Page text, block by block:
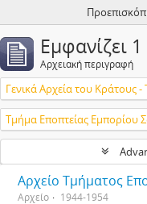
Εμφανίζει
Αρχειακή περιγραφή
Τμήμα Εποπτείας Εμπορίου
Αρχείο Τμήματος
Αρχείο 1944-1954